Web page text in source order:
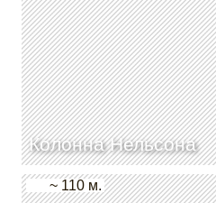
Колонна Нельсона
~ 110 м.